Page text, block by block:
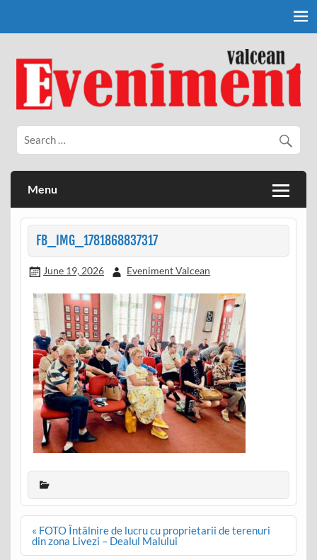
Eveniment Valcean
Menu
FB_IMG_1781868837317
June 19, 2026 Eveniment Valcean
Post
navigation
« FOTO Întâlnire de lucru cu proprietarii de terenuri
din zona Livezi – Dealul Malului